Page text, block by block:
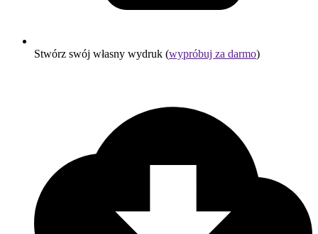
Stwórz swój własny wydruk (wypróbuj za darmo)